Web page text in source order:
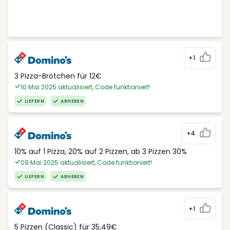
+1
3 Pizza-Brötchen für 12€
10 Mai 2025 aktualisiert, Code funktioniert!
LIEFERN ABHEBEN
+4
10% auf 1 Pizza, 20% auf 2 Pizzen, ab 3 Pizzen 30%
09 Mai 2025 aktualisiert, Code funktioniert!
LIEFERN ABHEBEN
+1
5 Pizzen (Classic) für 35,49€